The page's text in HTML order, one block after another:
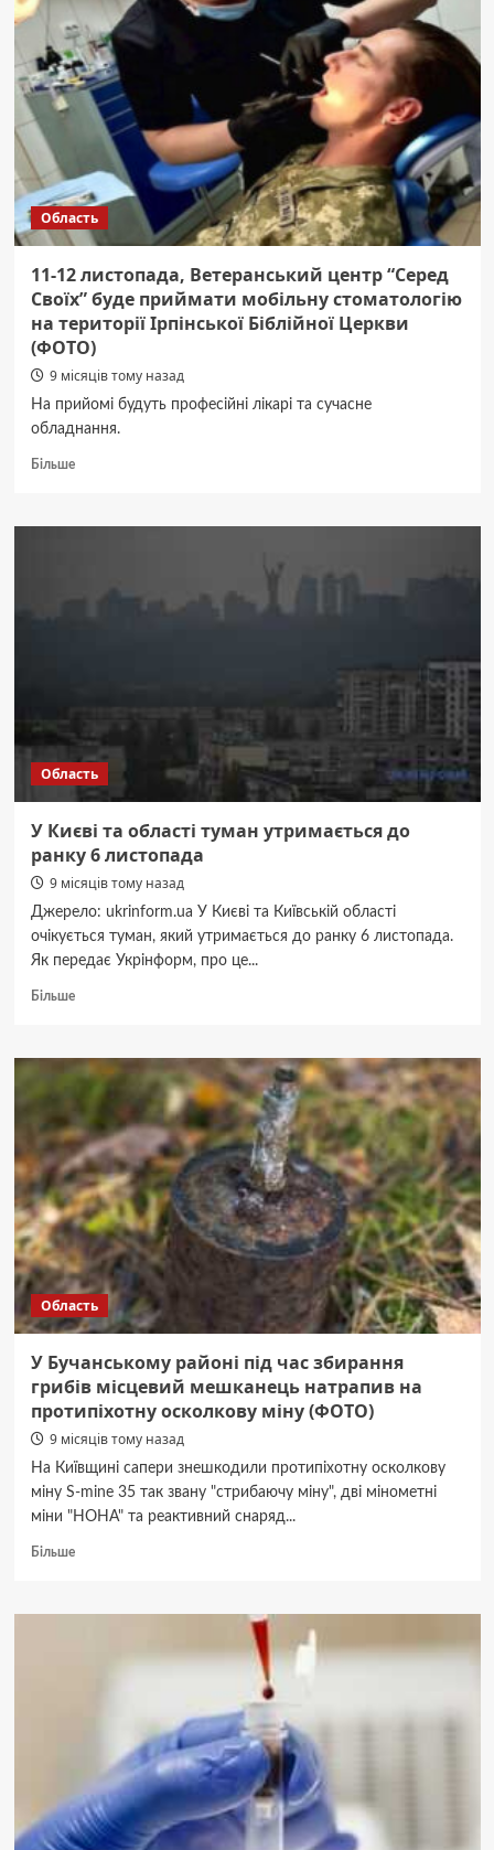
фізичний
стан
після
поранень,
потрібно
займатись
спортом”.
Інтерв’ю
з
ветераном
війни
Максимом
Область
11-12 листопада, Ветеранський центр “Серед
Своїх” буде приймати мобільну стоматологію
на території Ірпінської Біблійної Церкви
(ФОТО)
9 місяців тому назад
На прийомі будуть професійні лікарі та сучасне
обладнання.
БільшеДокладніше
12
території
Ірпінської
Біблійної
(ФОТО)
Область
У Києві та області туман утримається до
ранку 6 листопада
9 місяців тому назад
Джерело: ukrinform.ua У Києві та Київській області
очікується туман, який утримається до ранку 6 листопада.
Як передає Укрінформ, про це...
БільшеДокладніше
Києві
та
туман
утримається
до
ранку
6
листопада
Область
У Бучанському районі під час збирання
грибів місцевий мешканець натрапив на
протипіхотну осколкову міну (ФОТО)
9 місяців тому назад
На Київщині сапери знешкодили протипіхотну осколкову
міну S-mine 35 так звану "стрибаючу міну", дві мінометні
міни "НОНА" та реактивний снаряд...
БільшеДокладніше
Бучанському
мешканець
натрапив
на
протипіхотну
осколкову